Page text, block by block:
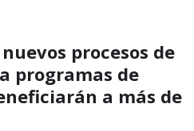
procesos de
programas de
a más de